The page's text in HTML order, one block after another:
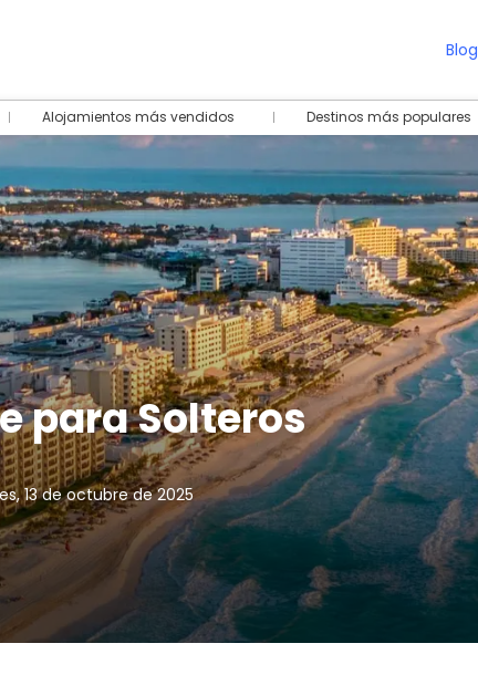
Blog
Alojamientos más vendidos Destinos más populares
para Solteros
13 de octubre de 2025